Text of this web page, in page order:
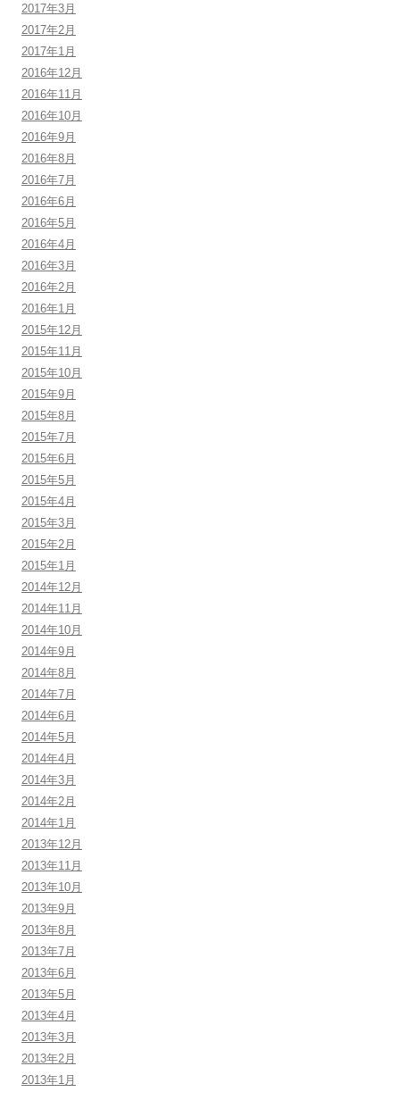
2017年3月
2017年2月
2017年1月
2016年12月
2016年11月
2016年10月
2016年9月
2016年8月
2016年7月
2016年6月
2016年5月
2016年4月
2016年3月
2016年2月
2016年1月
2015年12月
2015年11月
2015年10月
2015年9月
2015年8月
2015年7月
2015年6月
2015年5月
2015年4月
2015年3月
2015年2月
2015年1月
2014年12月
2014年11月
2014年10月
2014年9月
2014年8月
2014年7月
2014年6月
2014年5月
2014年4月
2014年3月
2014年2月
2014年1月
2013年12月
2013年11月
2013年10月
2013年9月
2013年8月
2013年7月
2013年6月
2013年5月
2013年4月
2013年3月
2013年2月
2013年1月